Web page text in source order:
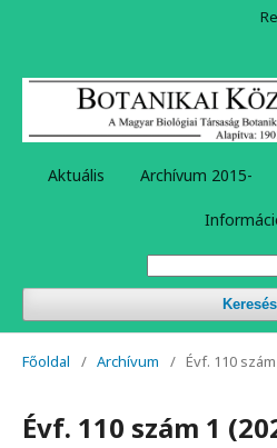
Aktuális Archívum 2015-
Keresés
Főoldal / Archívum / Évf. 110
Évf. 110 szám 1